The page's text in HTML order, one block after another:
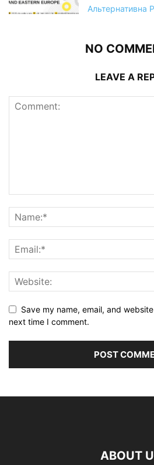
Альтернативна
NO
LEAVE A
Save my name, email, and
next time I comment.
ABOUT